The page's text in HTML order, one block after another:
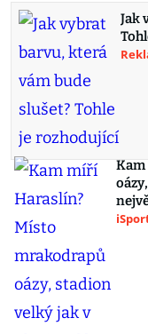
Jak